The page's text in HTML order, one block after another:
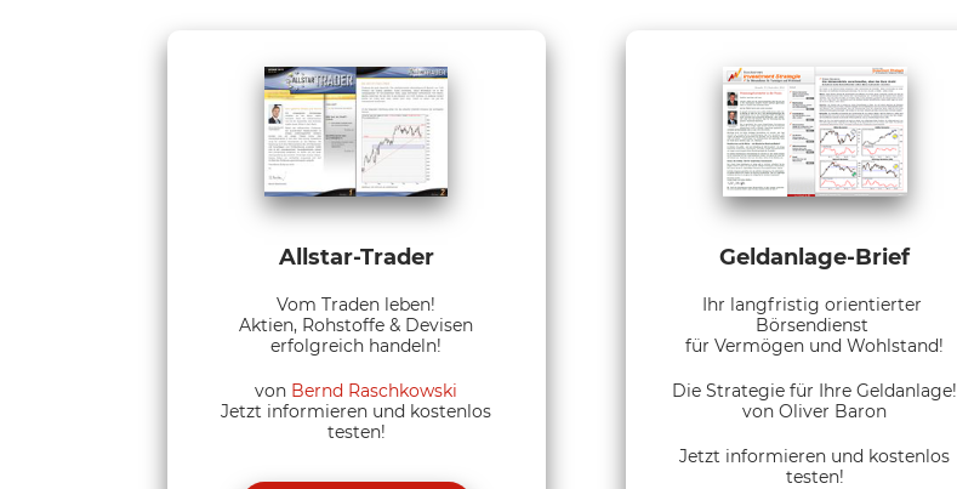
Allstar-Trader
Vom Traden leben!
Aktien, Rohstoffe & Devisen
erfolgreich handeln!
von Bernd Raschkowski
Jetzt informieren und kostenlos
testen!
Geldanlage-Brief
Ihr langfristig orientierter
Börsendienst
für Vermögen und Wohlstand!
Die Strategie für Ihre Geldanlage!
von Oliver Baron
Jetzt informieren und kostenlos
testen!